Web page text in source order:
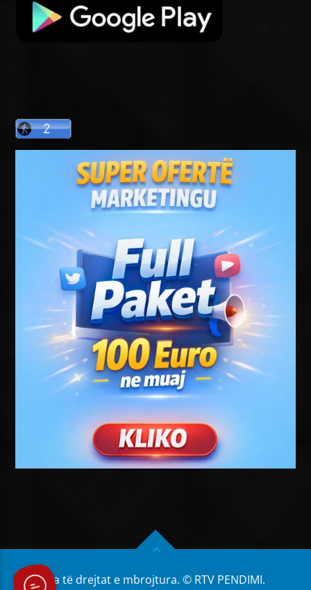
Të gjitha të drejtat e mbrojtura. © RTV PENDIMI.